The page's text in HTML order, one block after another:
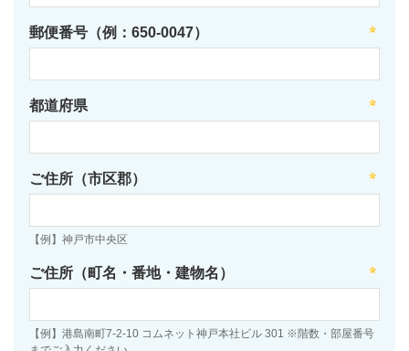
郵便番号（例：650-0047）
都道府県
ご住所（市区郡）
【例】神戸市中央区
ご住所（町名・番地・建物名）
【例】港島南町7-2-10 コムネット神戸本社ビル 301 ※階数・部屋番号